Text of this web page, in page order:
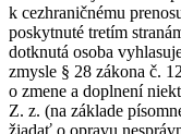
k cezhraničnému
poskytnuté tretím
dotknutá osoba
zmysle § 28 zákona č.
o zmene a doplnení
Z. z. (na základe